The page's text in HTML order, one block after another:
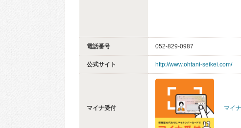
電話番号 052-829-0987
公式サイト http://www.ohtani-seikei.com/
マイナ受付 マイ